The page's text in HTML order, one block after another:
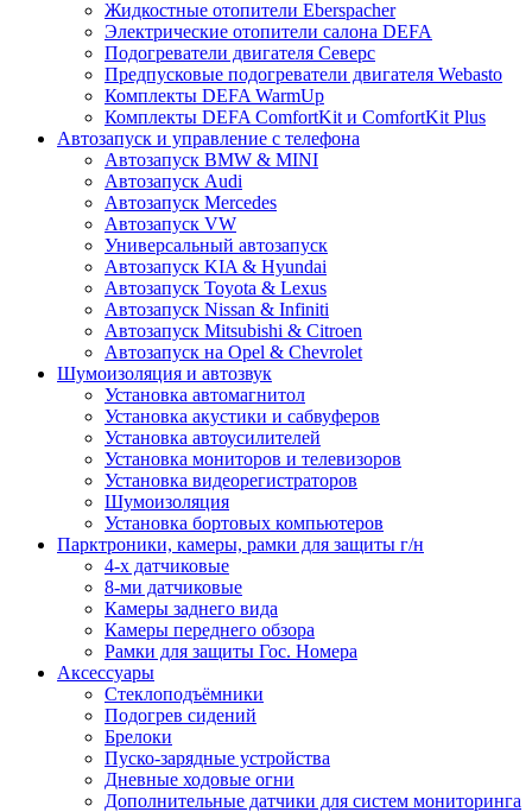
Жидкостные отопители Eberspacher
Электрические отопители салона DEFA
Подогреватели двигателя Северс
Предпусковые подогреватели двигателя Webasto
Комплекты DEFA WarmUp
Комплекты DEFA ComfortKit и ComfortKit Plus
Автозапуск и управление с телефона
Автозапуск BMW & MINI
Автозапуск Audi
Автозапуск Mercedes
Автозапуск VW
Универсальный автозапуск
Автозапуск KIA & Hyundai
Автозапуск Toyota & Lexus
Автозапуск Nissan & Infiniti
Автозапуск Mitsubishi & Citroen
Автозапуск на Opel & Chevrolet
Шумоизоляция и автозвук
Установка автомагнитол
Установка акустики и сабвуферов
Установка автоусилителей
Установка мониторов и телевизоров
Установка видеорегистраторов
Шумоизоляция
Установка бортовых компьютеров
Парктроники, камеры, рамки для защиты г/н
4-х датчиковые
8-ми датчиковые
Камеры заднего вида
Камеры переднего обзора
Рамки для защиты Гос. Номера
Аксессуары
Стеклоподъёмники
Подогрев сидений
Брелоки
Пуско-зарядные устройства
Дневные ходовые огни
Дополнительные датчики для систем мониторинга